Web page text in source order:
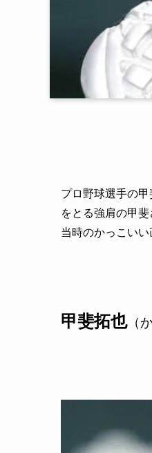
プロ野球選手の
をとる強肩の甲
当時のかっこい
甲斐拓也（